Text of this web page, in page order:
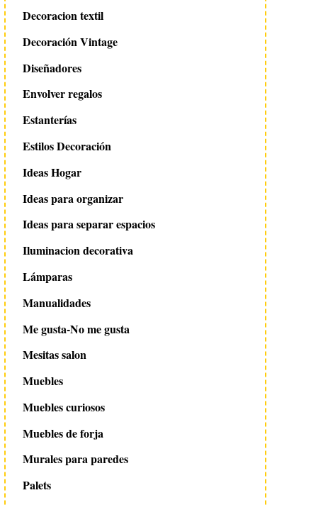
Decoracion textil
Decoración Vintage
Diseñadores
Envolver regalos
Estanterías
Estilos Decoración
Ideas Hogar
Ideas para organizar
Ideas para separar espacios
Iluminacion decorativa
Lámparas
Manualidades
Me gusta-No me gusta
Mesitas salon
Muebles
Muebles curiosos
Muebles de forja
Murales para paredes
Palets